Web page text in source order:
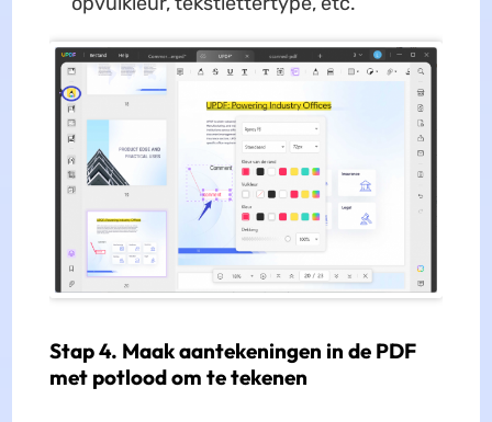
Stap 4. Maak aantekeningen in de PDF
met potlood om te tekenen